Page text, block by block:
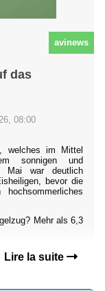
avinews
das
08:00
welches im Mittel
sonnigen und
Mai war deutlich
bevor die
Mehr als 6,3
Lire la suite